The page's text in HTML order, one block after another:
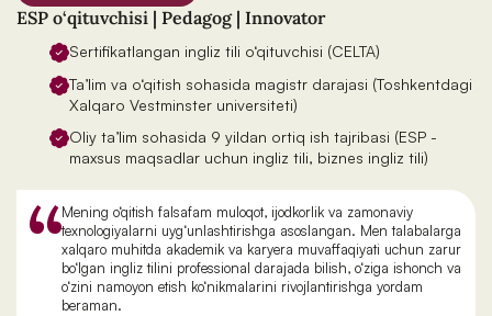
ESP o‘qituvchisi | Pedagog | Innovator
Sertifikatlangan ingliz tili o‘qituvchisi (CELTA)
Ta’lim va o‘qitish sohasida magistr darajasi (Toshkentdagi
Xalqaro Vestminster universiteti)
Oliy ta’lim sohasida 9 yildan ortiq ish tajribasi (ESP -
maxsus maqsadlar uchun ingliz tili, biznes ingliz tili)
Mening o‘qitish falsafam muloqot, ijodkorlik va zamonaviy
texnologiyalarni uyg‘unlashtirishga asoslangan. Men talabalarga
xalqaro muhitda akademik va karyera muvaffaqiyati uchun zarur
bo‘lgan ingliz tilini professional darajada bilish, o‘ziga ishonch va
o‘zini namoyon etish ko‘nikmalarini rivojlantirishga yordam
beraman.